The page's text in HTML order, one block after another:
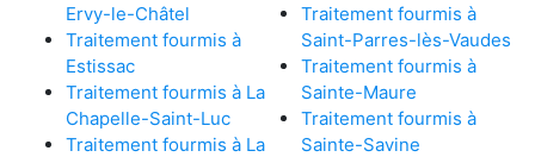
Ervy-le-Châtel
Traitement fourmis à
Estissac
Traitement fourmis à La
Chapelle-Saint-Luc
Traitement fourmis à La
Traitement fourmis à
Saint-Parres-lès-Vaudes
Traitement fourmis à
Sainte-Maure
Traitement fourmis à
Sainte-Savine